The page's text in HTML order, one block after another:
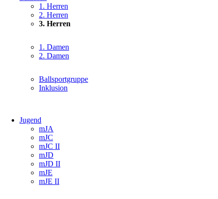
Navigation
überspringen
1. Herren
2. Herren
3. Herren
Navigation
überspringen
1. Damen
2. Damen
Navigation
überspringen
Ballsportgruppe
Inklusion
Jugend
Navigation
überspringen
mJA
mJC
mJC II
mJD
mJD II
mJE
mJE II